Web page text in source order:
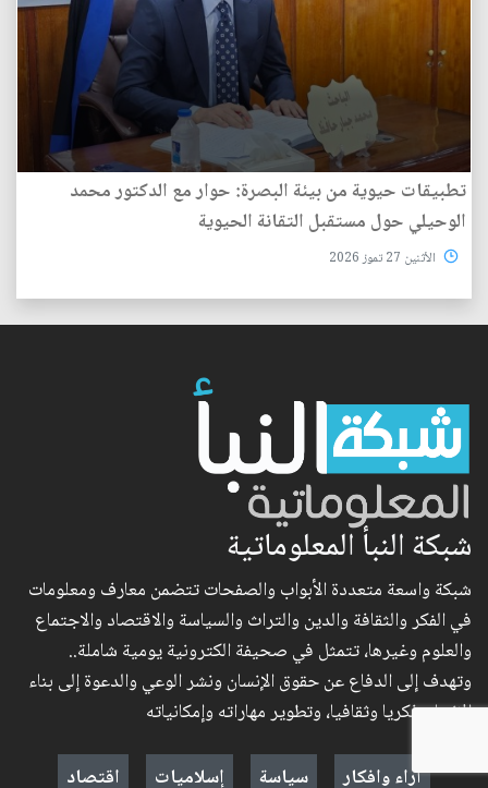
تطبيقات حيوية من بيئة البصرة: حوار مع الدكتور محمد
الوحيلي حول مستقبل التقانة الحيوية
الأثنين 27 تموز 2026
شبكة النبأ المعلوماتية
شبكة واسعة متعددة الأبواب والصفحات تتضمن معارف ومعلومات
في الفكر والثقافة والدين والتراث والسياسة والاقتصاد والاجتماع
والعلوم وغيرها، تتمثل في صحيفة الكترونية يومية شاملة..
وتهدف إلى الدفاع عن حقوق الإنسان ونشر الوعي والدعوة إلى بناء
الإنسان فكريا وثقافيا، وتطوير مهاراته وإمكانياته
آراء وافكار
سياسة إسلاميات اقتصاد